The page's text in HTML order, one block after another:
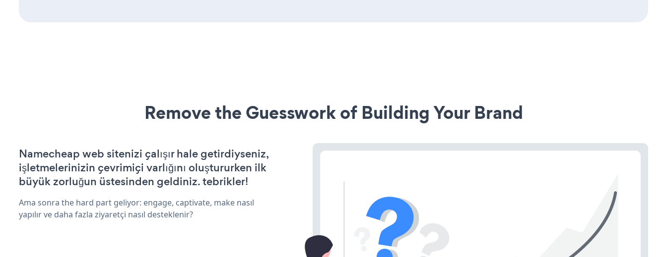
Remove the Guesswork of Building Your Brand
Namecheap web sitenizi çalışır hale getirdiyseniz,
işletmelerinizin çevrimiçi varlığını oluştururken ilk
büyük zorluğun üstesinden geldiniz. tebrikler!
Ama sonra the hard part geliyor: engage, captivate, make nasıl
yapılır ve daha fazla ziyaretçi nasıl desteklenir?